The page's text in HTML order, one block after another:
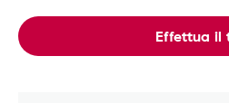
Effettua il